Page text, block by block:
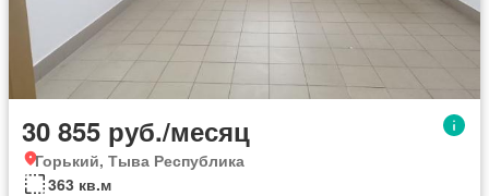
30 855 руб./месяц
Горький, Тыва Республика
363 кв.м